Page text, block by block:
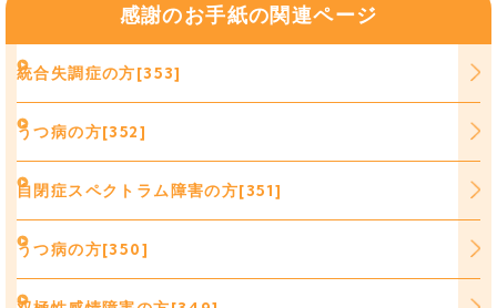
感謝のお手紙の関連ページ
統合失調症の方[353]
うつ病の方[352]
自閉症スペクトラム障害の方[351]
うつ病の方[350]